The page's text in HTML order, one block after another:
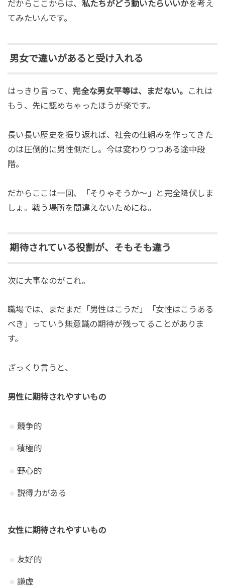
だからここからは、 私たちがどう動いたらいいかを考え
てみたいんです。
男女で違いがあると受け入れる
はっきり言って、 完全な男女平等は、まだない。
これは
もう、先に認めちゃったほうが楽です。
長い長い歴史を振り返れば、社会の仕組みを作ってきた
のは圧倒的に男性側だし。今は変わりつつある途中段
階。
だからここは一回、「そりゃそうか〜」と完全降伏しま
しょ。戦う場所を間違えないためにね。
期待されている役割が、そもそも違う
次に大事なのがこれ。
職場では、まだまだ「男性はこうだ」「女性はこうある
べき」っていう無意識の期待が残ってることがありま
す。
ざっくり言うと、
男性に期待されやすいもの
競争的
積極的
野心的
説得力がある
女性に期待されやすいもの
友好的
謙虚